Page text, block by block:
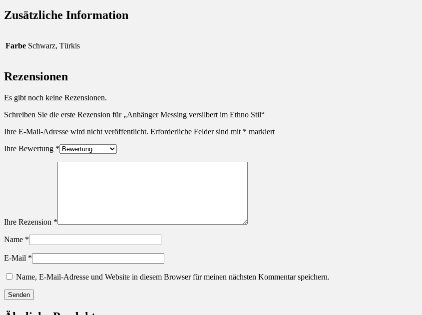
Zusätzliche Information
Farbe Schwarz, Türkis
Rezensionen
Es gibt noch keine Rezensionen.
Schreiben Sie die erste Rezension für „Anhänger Messing versilbert im Ethno Stil“
Ihre E-Mail-Adresse wird nicht veröffentlicht. Erforderliche Felder sind mit * markiert
Ihre Bewertung *
Ihre Rezension *
Name *
E-Mail *
Name, E-Mail-Adresse und Website in diesem Browser für meinen nächsten Kommentar speichern.